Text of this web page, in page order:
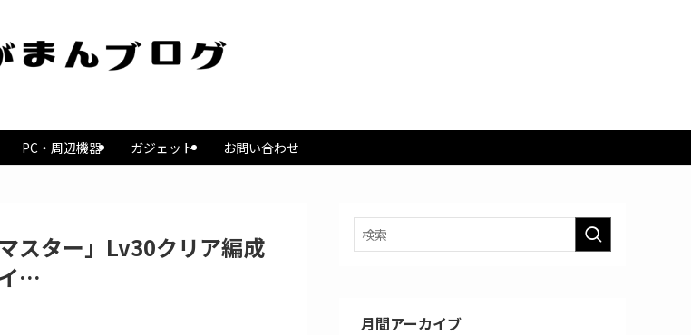
PC・周辺機器 ガジェット お問い合わせ
スター」Lv30クリア編成
…
月間アーカイブ